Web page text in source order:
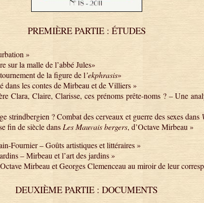
PREMIÈRE PARTIE : ÉTUDES
»
la malle de l’abbé Jules»
de la figure de l’ekphrasis»
les contes de Mirbeau et de Villiers »
Clara, Claire, Clarisse, ces prénoms prête-noms ? – Une
strindbergien ? Combat des cerveaux et guerre des sexes dans
fin de siècle dans Les Mauvais bergers, d’Octave Mirbeau »
Fournier – Goûts artistiques et littéraires »
– Mirbeau et l’art des jardins »
Mirbeau et Georges Clemenceau au miroir de leur
DEUXIÈME PARTIE : DOCUMENTS